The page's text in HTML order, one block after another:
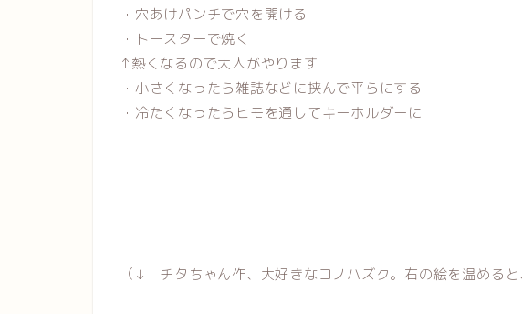
・穴あけパンチで穴を開ける
・トースターで焼く
↑熱くなるので大人がやります
・小さくなったら雑誌などに挟んで平らにする
・冷たくなったらヒモを通してキーホルダーに
（↓ チタちゃん作、大好きなコノハズク。右の絵を温めると